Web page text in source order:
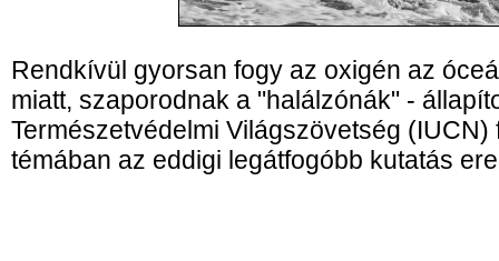
Rendkívül gyorsan fogy az oxigén az
miatt, szaporodnak a "halálzónák" -
Természetvédelmi Világszövetség
témában az eddigi legátfogóbb kutatás